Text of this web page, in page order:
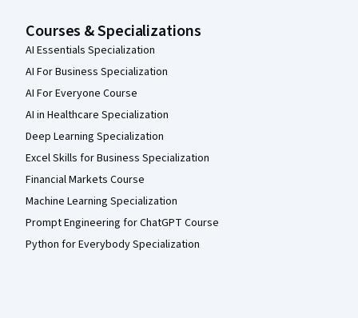
Courses & Specializations
AI Essentials Specialization
AI For Business Specialization
AI For Everyone Course
AI in Healthcare Specialization
Deep Learning Specialization
Excel Skills for Business Specialization
Financial Markets Course
Machine Learning Specialization
Prompt Engineering for ChatGPT Course
Python for Everybody Specialization